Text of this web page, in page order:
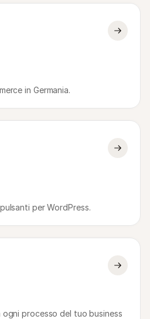
in Germania.
per WordPress.
processo del tuo business